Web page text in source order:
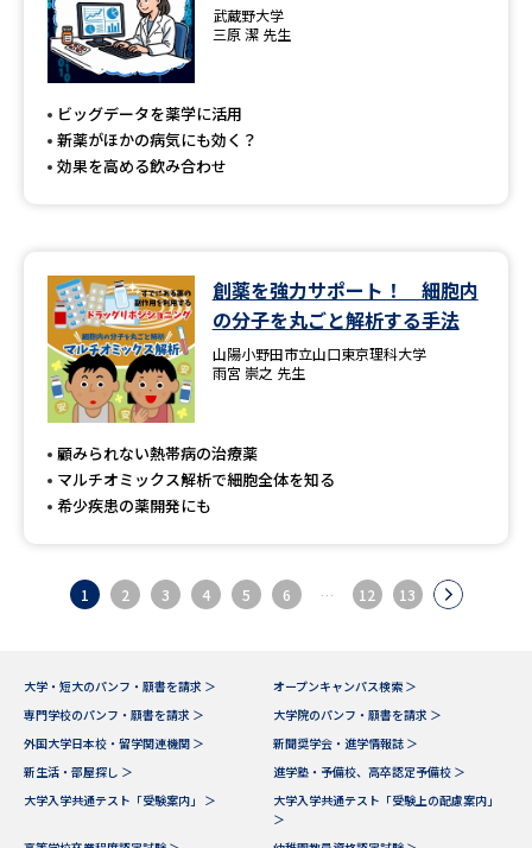
武蔵野大学
三原 潔 先生
ビッグデータを薬学に活用
新薬がほかの病気にも効く？
効果を高める飲み合わせ
創薬を強力サポート！ 細胞内
の分子を丸ごと解析する手法
山陽小野田市立山口東京理科大学
雨宮 崇之 先生
顧みられない熱帯病の治療薬
マルチオミックス解析で細胞全体を知る
希少疾患の薬開発にも
1 2 3 4 5 6 … 12 13
大学・短大のパンフ・願書を請求 ＞
オープンキャンパス検索 ＞
専門学校のパンフ・願書を請求 ＞
大学院のパンフ・願書を請求 ＞
外国大学日本校・留学関連機関 ＞
新聞奨学会・進学情報誌 ＞
新生活・部屋探し ＞
進学塾・予備校、高卒認定予備校 ＞
大学入学共通テスト「受験案内」 ＞
大学入学共通テスト「受験上の配慮案内」
＞